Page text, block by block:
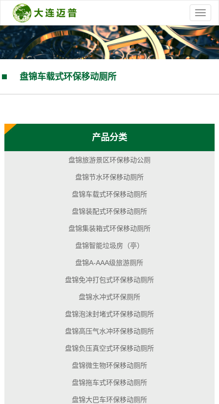
盘锦车载式环保移动厕所
产品分类
盘锦旅游景区环保移动公厕
盘锦节水环保移动厕所
盘锦车载式环保移动厕所
盘锦装配式环保移动厕所
盘锦集装箱式环保移动厕所
盘锦智能垃圾房（亭）
盘锦A-AAA级旅游厕所
盘锦免冲打包式环保移动厕所
盘锦水冲式环保厕所
盘锦泡沫封堵式环保移动厕所
盘锦高压气水冲环保移动厕所
盘锦负压真空式环保移动厕所
盘锦微生物环保移动厕所
盘锦拖车式环保移动厕所
盘锦大巴车环保移动厕所